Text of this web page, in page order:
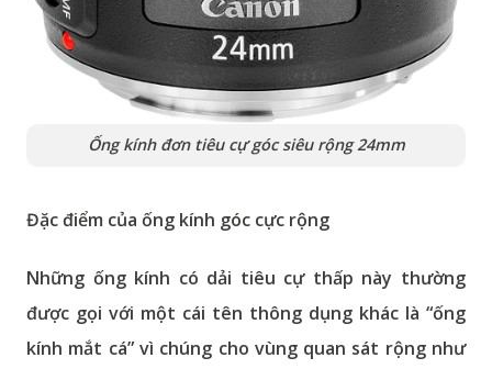
Ống kính đơn tiêu cự góc siêu rộng 24mm
Đặc điểm của ống kính góc cực rộng
Những ống kính có dải tiêu cự thấp này thường
được gọi với một cái tên thông dụng khác là “ống
kính mắt cá” vì chúng cho vùng quan sát rộng như